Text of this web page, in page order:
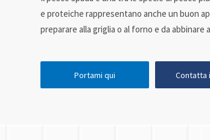
e proteiche rappresentano anche un buon
preparare alla griglia o al forno e da
Portami qui Contatta